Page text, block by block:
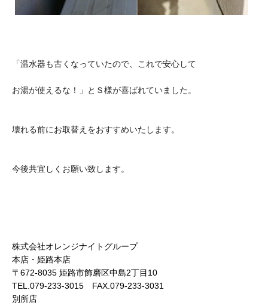
「温水器も古くなっていたので、これで安心して
お湯が使えるな！」とＳ様が喜ばれていました。
壊れる前にお取替えをおすすめいたします。
今後共宜しくお願い致します。
株式会社オレンジナイトグループ
本店・姫路本店
〒672-8035 姫路市飾磨区中島2丁目10
TEL.079-233-3015 FAX.079-233-3031
別所店